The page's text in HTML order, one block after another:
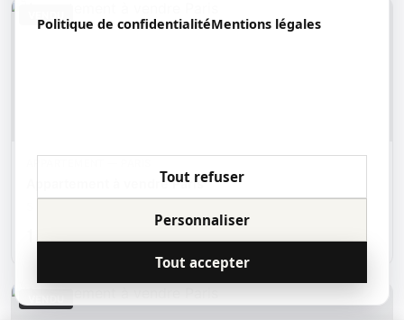
Appartement à vendre Paris
1 510 000 €
Politique de confidentialitéMentions légales
Tout refuser
Personnaliser
Tout accepter